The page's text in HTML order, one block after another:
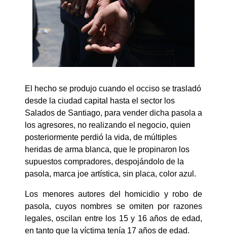
El hecho se produjo cuando el occiso se trasladó
desde la ciudad capital hasta el sector los
Salados de Santiago, para vender dicha pasola a
los agresores, no realizando el negocio, quien
posteriormente perdió la vida, de múltiples
heridas de arma blanca, que le propinaron los
supuestos compradores, despojándolo de la
pasola, marca joe artística, sin placa, color azul.
Los menores autores del homicidio y robo de
pasola, cuyos nombres se omiten por razones
legales, oscilan entre los 15 y 16 años de edad,
en tanto que la víctima tenía 17 años de edad.